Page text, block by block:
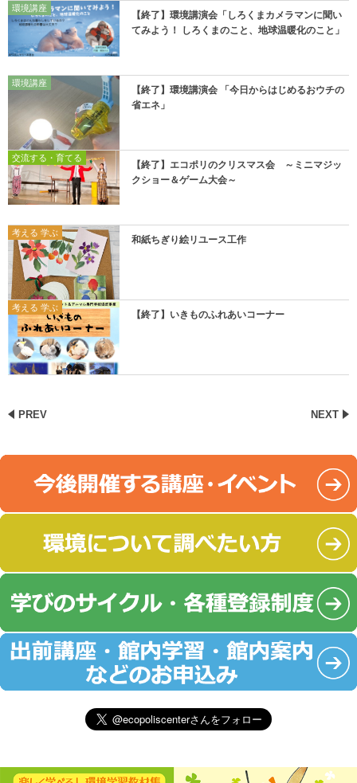
環境講座
【終了】環境講演会「しろくまカメラマンに聞い
てみよう！ しろくまのこと、地球温暖化のこと」
環境講座
【終了】環境講演会 「今日からはじめるおウチの
省エネ」
交流する・育てる
【終了】エコポリのクリスマス会 ～ミニマジッ
クショー＆ゲーム大会～
考える 学ぶ
和紙ちぎり絵リユース工作
考える 学ぶ
【終了】いきものふれあいコーナー
PREV NEXT